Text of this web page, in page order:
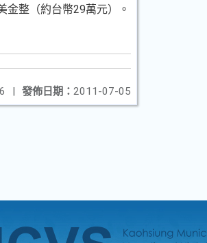
整（約台幣29萬元）。
發佈日期： 2011-07-05
|